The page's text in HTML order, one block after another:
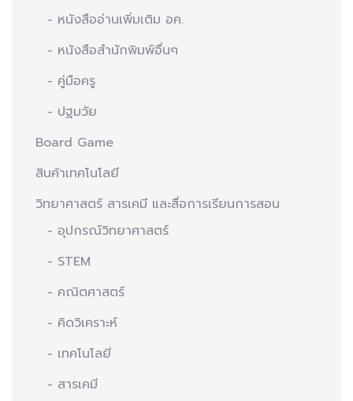
- หนังสืออ่านเพิ่มเติม อค.
- หนังสือสำนักพิมพ์อื่นๆ
- คู่มือครู
- ปฐมวัย
Board Game
สินค้าเทคโนโลยี
วิทยาศาสตร์ สารเคมี และสื่อการเรียนการสอน
- อุปกรณ์วิทยาศาสตร์
- STEM
- คณิตศาสตร์
- คิดวิเคราะห์
- เทคโนโลยี
- สารเคมี